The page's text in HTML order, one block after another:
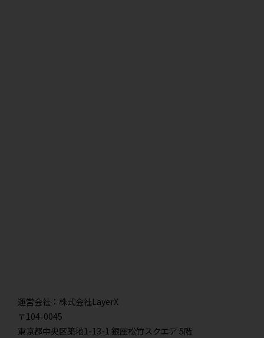
運営会社：株式会社LayerX
〒104-0045
東京都中央区築地1-13-1 銀座松竹スクエア 5階